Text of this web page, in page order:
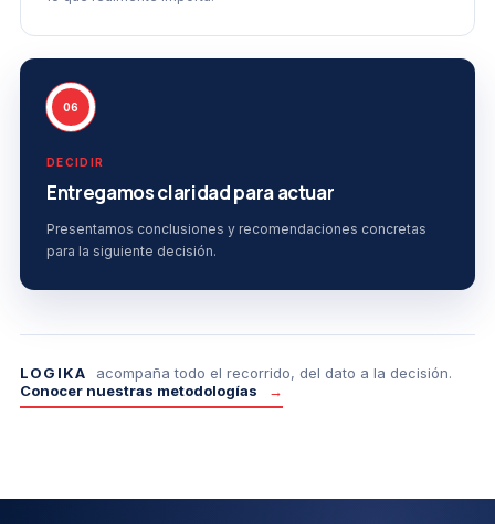
06
DECIDIR
Entregamos claridad para actuar
Presentamos conclusiones y recomendaciones concretas
para la siguiente decisión.
LOGIKA
acompaña todo el recorrido, del dato a la decisión.
Conocer nuestras metodologías
→